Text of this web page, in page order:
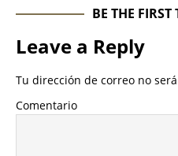
BE THE
Leave a Reply
Tu dirección de correo no
Comentario